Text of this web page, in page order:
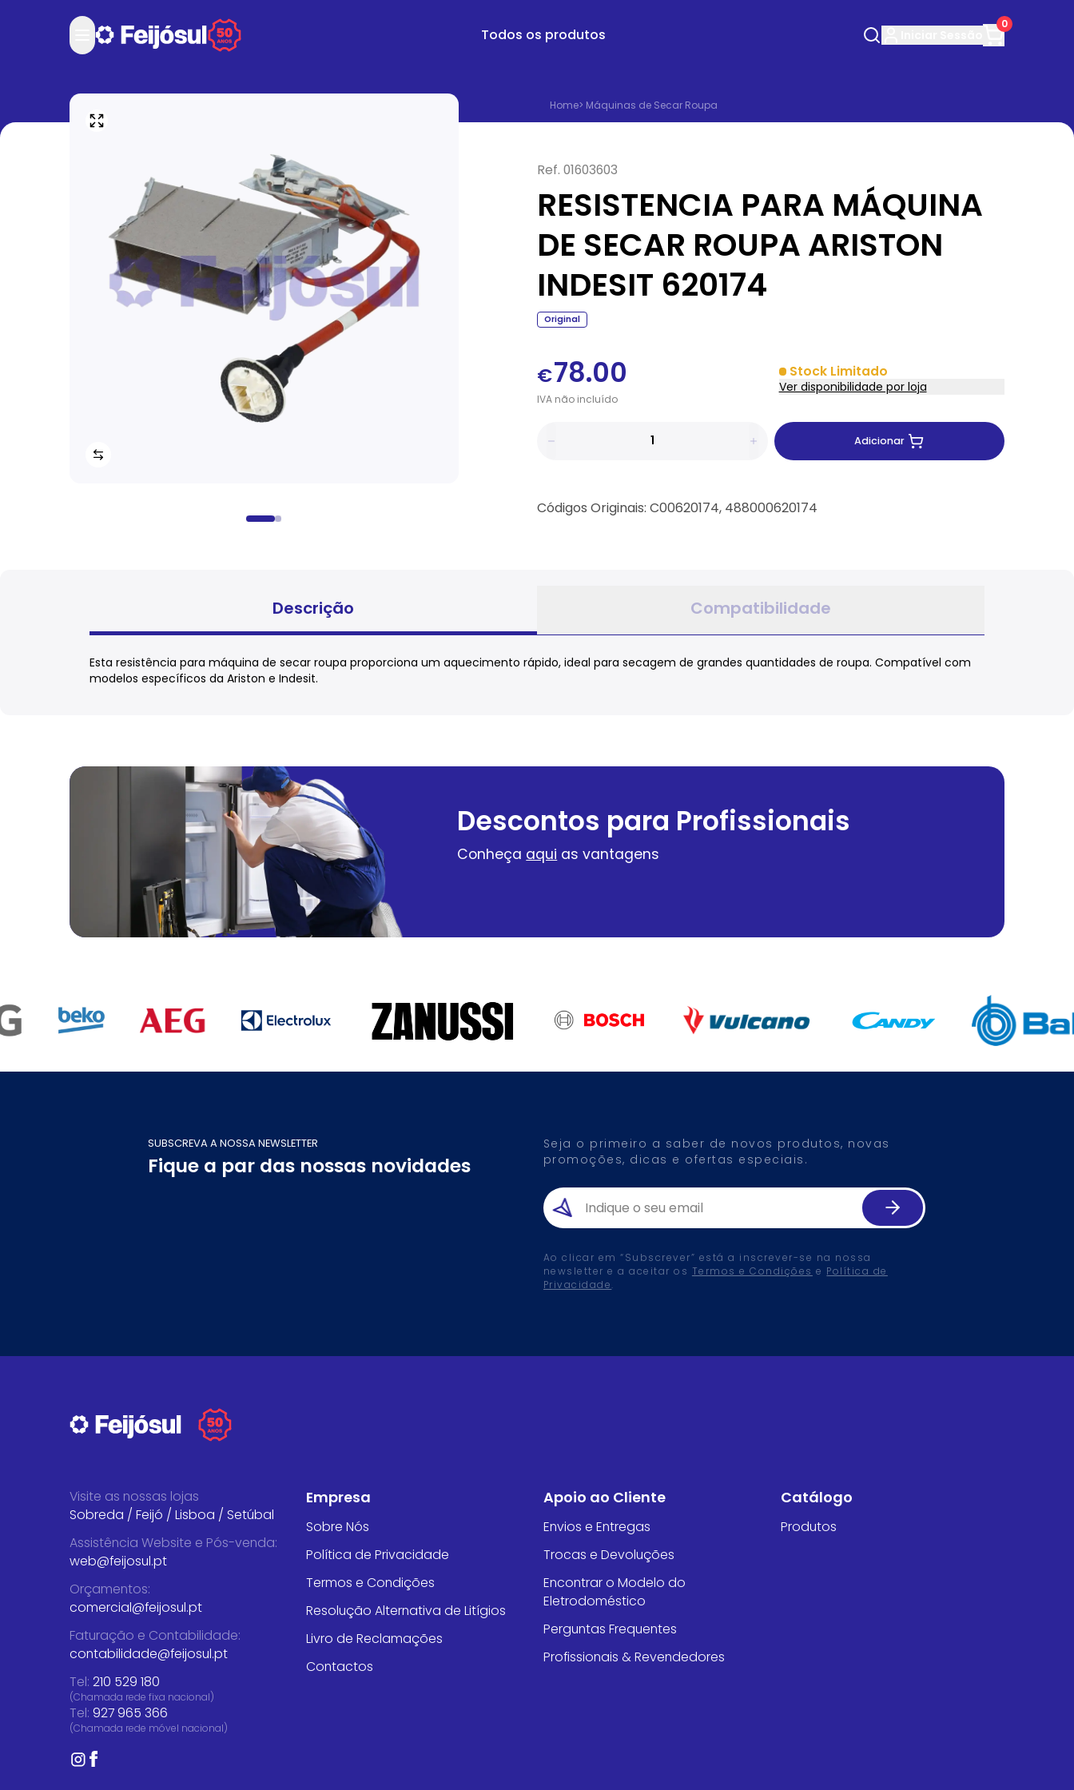
Todos os produtos
0
Home> Máquinas de Secar Roupa
Ref. 01603603
RESISTENCIA PARA MÁQUINA
DE SECAR ROUPA ARISTON
INDESIT 620174
Original
€78.00
IVAnãoincluído
Stock Limitado
Ver disponibilidade por loja
Adicionar
Códigos Originais: C00620174, 488000620174
Descrição Compatibilidade
Esta resistência para máquina de secar roupa proporciona um aquecimento rápido, ideal para secagem de grandes quantidades de roupa. Compatível com
modelos específicos da Ariston e Indesit.
Descontos para Profissionais
Conheça aqui as vantagens
SUBSCREVA A NOSSA NEWSLETTER
Fique a par das nossas novidades
Seja o primeiro a saber de novos produtos, novas
promoções, dicas e ofertas especiais.
Ao clicar em “Subscrever” está a inscrever-se na nossa
newsletter e a aceitar os Termos e Condições e Política de
Privacidade.
Visite as nossas lojas
Sobreda / Feijó / Lisboa / Setúbal
Assistência Website e Pós-venda:
web@feijosul.pt
Orçamentos:
comercial@feijosul.pt
Faturação e Contabilidade:
contabilidade@feijosul.pt
Tel: 210 529 180
(Chamada rede fixa nacional)
Tel: 927 965 366
(Chamada rede móvel nacional)
Empresa
Sobre Nós
Política de Privacidade
Termos e Condições
Resolução Alternativa de Litígios
Livro de Reclamações
Contactos
Apoio ao Cliente
Envios e Entregas
Trocas e Devoluções
Encontrar o Modelo do
Eletrodoméstico
Perguntas Frequentes
Profissionais & Revendedores
Catálogo
Produtos